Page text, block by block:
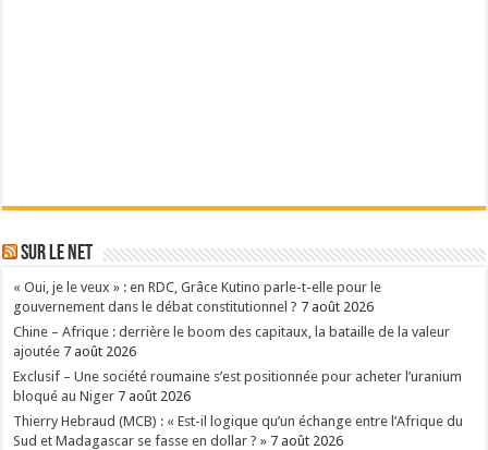
Sur le Net
« Oui, je le veux » : en RDC, Grâce Kutino parle-t-elle pour le
gouvernement dans le débat constitutionnel ? 7 août 2026
Chine – Afrique : derrière le boom des capitaux, la bataille de la valeur
ajoutée 7 août 2026
Exclusif – Une société roumaine s’est positionnée pour acheter l’uranium
bloqué au Niger 7 août 2026
Thierry Hebraud (MCB) : « Est-il logique qu’un échange entre l’Afrique du
Sud et Madagascar se fasse en dollar ? » 7 août 2026